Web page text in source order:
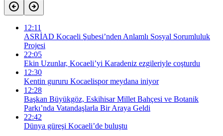
12:11
ASRİAD Kocaeli Şubesi’nden Anlamlı Sosyal Sorumluluk
Projesi
22:05
Ekin Uzunlar, Kocaeli’yi Karadeniz ezgileriyle coşturdu
12:30
Kentin gururu Kocaelispor meydana iniyor
12:28
Başkan Büyükgöz, Eskihisar Millet Bahçesi ve Botanik
Parkı’nda Vatandaşlarla Bir Araya Geldi
22:42
Dünya güreşi Kocaeli’de buluştu